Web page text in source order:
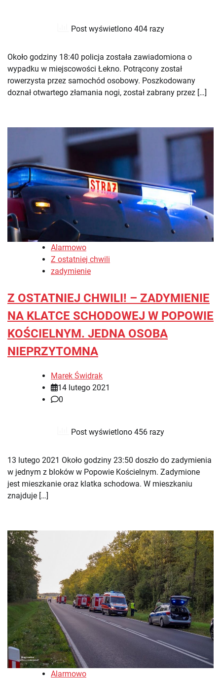
Post wyświetlono 404 razy
Około godziny 18:40 policja została zawiadomiona o
wypadku w miejscowości Łekno. Potrącony został
rowerzysta przez samochód osobowy. Poszkodowany
doznał otwartego złamania nogi, został zabrany przez […]
Alarmowo
Z ostatniej chwili
zadymienie
Z OSTATNIEJ CHWILI! – ZADYMIENIE
NA KLATCE SCHODOWEJ W POPOWIE
KOŚCIELNYM. JEDNA OSOBA
NIEPRZYTOMNA
Marek Świdrak
14 lutego 2021
0
Post wyświetlono 456 razy
13 lutego 2021 Około godziny 23:50 doszło do zadymienia
w jednym z bloków w Popowie Kościelnym. Zadymione
jest mieszkanie oraz klatka schodowa. W mieszkaniu
znajduje […]
Alarmowo